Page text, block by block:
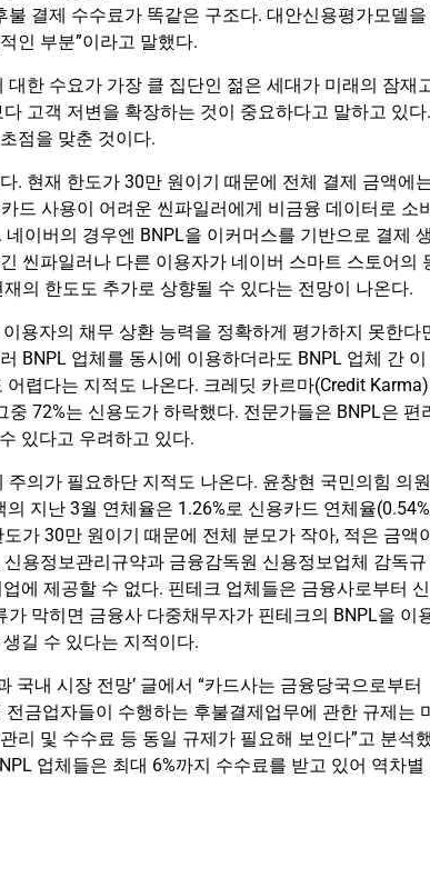
결제 수수료가 똑같은 구조다. 대안신용평가모델을
인 부분”이라고 말했다.
한 수요가 가장 클 집단인 젊은 세대가 미래의 잠재
고객 저변을 확장하는 것이 중요하다고 말하고 있다.
점을 맞춘 것이다.
. 현재 한도가 30만 원이기 때문에 전체 결제 금액에
드 사용이 어려운 씬파일러에게 비금융 데이터로 소
이버의 경우엔 BNPL을 이커머스를 기반으로 결제
씬파일러나 다른 이용자가 네이버 스마트 스토어의
의 한도도 추가로 상향될 수 있다는 전망이 나온다.
용자의 채무 상환 능력을 정확하게 평가하지 못한다
BNPL 업체를 동시에 이용하더라도 BNPL 업체 간 이
렵다는 지적도 나온다. 크레딧 카르마(Credit Karma)
72%는 신용도가 하락했다. 전문가들은 BNPL은 편
있다고 우려하고 있다.
의가 필요하단 지적도 나온다. 윤창현 국민의힘 의원
지난 3월 연체율은 1.26%로 신용카드 연체율
가 30만 원이기 때문에 전체 분모가 작아, 적은 금액
용정보관리규약과 금융감독원 신용정보업체 감독규
에 제공할 수 없다. 핀테크 업체들은 금융사로부터 신
막히면 금융사 다중채무자가 핀테크의 BNPL을 이
길 수 있다는 지적이다.
국내 시장 전망’ 글에서 “카드사는 금융당국으로부터
금업자들이 수행하는 후불결제업무에 관한 규제는
리 및 수수료 등 동일 규제가 필요해 보인다”고 분석
업체들은 최대 6%까지 수수료를 받고 있어 역차별